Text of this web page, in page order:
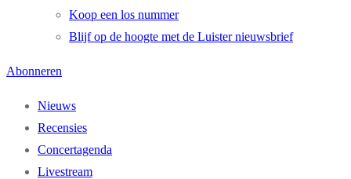
Koop een los nummer
Blijf op de hoogte met de Luister nieuwsbrief
Abonneren
Nieuws
Recensies
Concertagenda
Livestream